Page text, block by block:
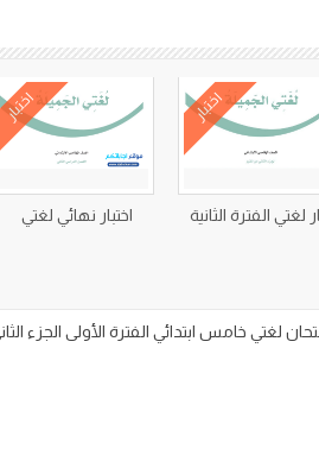
اختبار
لغتي الفترة الثانية
اختبار
اختبار نهائي لغتي